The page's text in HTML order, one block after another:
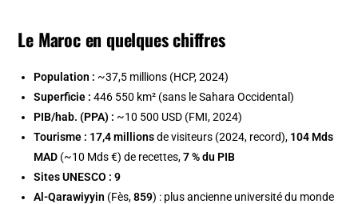
Le Maroc en quelques chiffres
Population : ~37,5 millions (HCP, 2024)
Superficie : 446 550 km² (sans le Sahara Occidental)
PIB/hab. (PPA) : ~10 500 USD (FMI, 2024)
Tourisme : 17,4 millionsde visiteurs (2024, record), 104 Mds
MAD (~10 Mds €) de recettes,7 % du PIB
Sites UNESCO : 9
Al-Qarawiyyin (Fès,859) : plus ancienne université du monde